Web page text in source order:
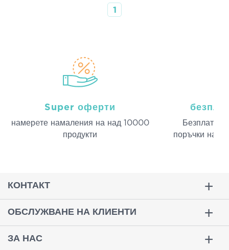
1
Super оферти
намерeте намаления на над 10000
продукти
Безплатна
поръчки над
КОНТАКТ
ОБСЛУЖВАНЕ НА КЛИЕНТИ
ЗА НАС